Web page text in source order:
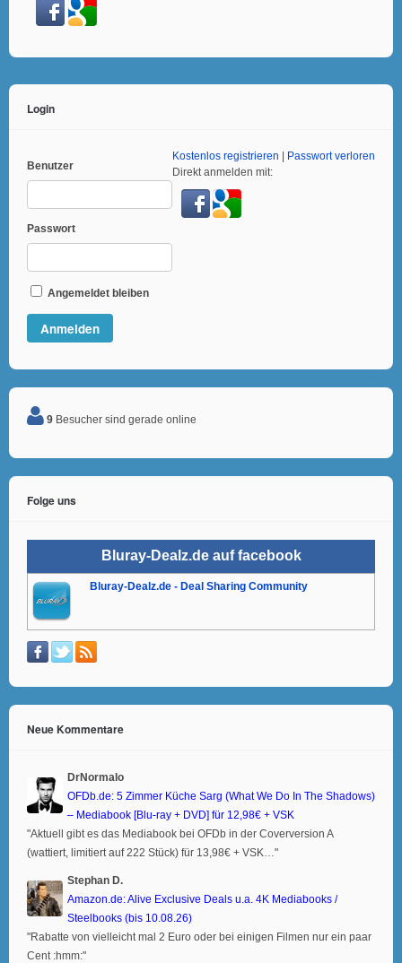
Login
Benutzer
Passwort
Angemeldet bleiben
Kostenlos registrieren
Passwort verloren
Direkt anmelden mit:
9 Besucher sind gerade online
Folge uns
Bluray-Dealz.de auf facebook
Bluray-Dealz.de - Deal Sharing Community
Neue Kommentare
DrNormalo
OFDb.de: 5 Zimmer Küche Sarg (What We Do In The Shadows)
– Mediabook [Blu-ray + DVD] für 12,98€ + VSK
"Aktuell gibt es das Mediabook bei OFDb in der Coverversion A
(wattiert, limitiert auf 222 Stück) für 13,98€ + VSK…"
Stephan D.
Amazon.de: Alive Exclusive Deals u.a. 4K Mediabooks /
Steelbooks (bis 10.08.26)
"Rabatte von vielleicht mal 2 Euro oder bei einigen Filmen nur ein paar
Cent :hmm:"